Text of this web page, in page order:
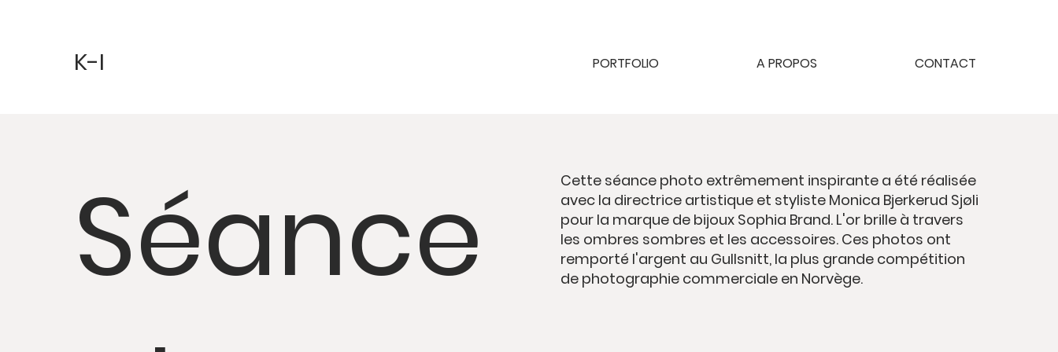
PORTFOLIO A PROPOS CONTACT
K-I
Séance
Cette séance photo extrêmement inspirante a été réalisée
avec la directrice artistique et styliste Monica Bjerkerud Sjøli
pour la marque de bijoux Sophia Brand. L'or brille à travers
les ombres sombres et les accessoires. Ces photos ont
remporté l'argent au Gullsnitt, la plus grande compétition
de photographie commerciale en Norvège.